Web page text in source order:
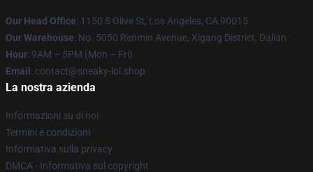
Our Head Office: 1150 S Olive St, Los Angeles, CA 90015
Our Warehouse: No. 5050 Renmin Avenue, Xigang District, Dalian
Hour: 9AM – 5PM (Mon – Fri)
Email : contact@sneaky-lol.shop
La nostra azienda
Informazioni su di noi
Termini e condizioni
Informativa sulla privacy
DMCA - Informativa sul copyright